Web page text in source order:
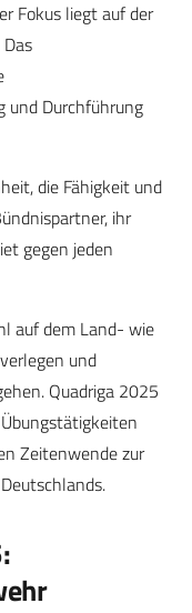
Fokus liegt auf der
und Durchführung
die Fähigkeit und
ihr
gegen jeden
auf dem Land- wie
und
Quadriga 2025
Zeitenwende zur